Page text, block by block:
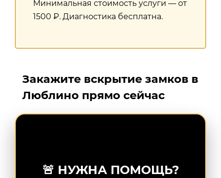
Минимальная стоимость услуги — от
1500 ₽. Диагностика бесплатна.
Закажите вскрытие замков в
Люблино прямо сейчас
🚨 НУЖНА ПОМОЩЬ?